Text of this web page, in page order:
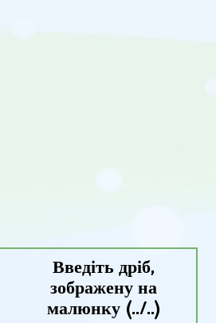
Введіть дріб,
зображену на
малюнку (../..)